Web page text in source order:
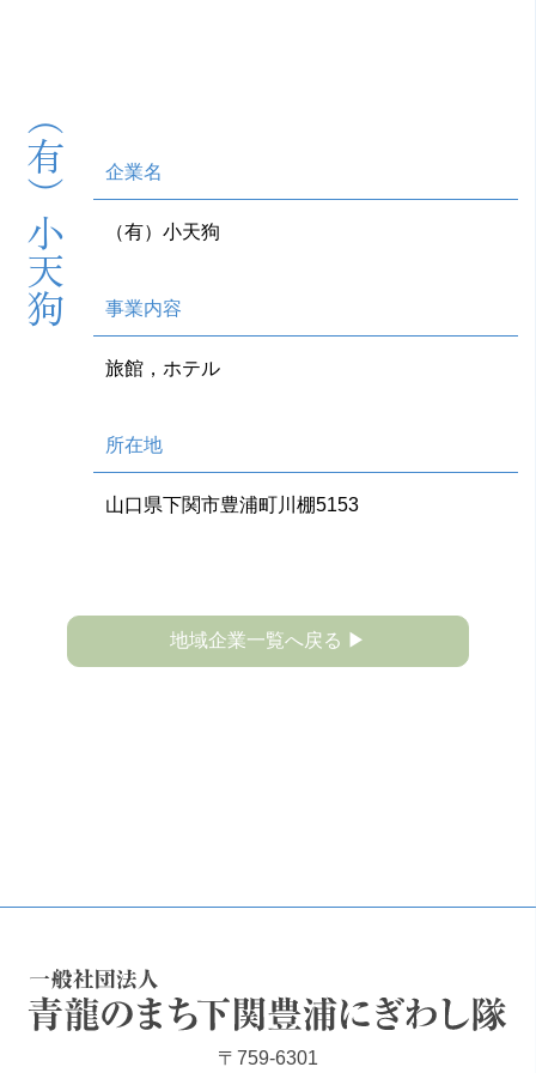
（有）小天狗 企業名
（有）小天狗
事業内容
旅館，ホテル
所在地
山口県下関市豊浦町川棚5153
地域企業一覧へ戻る ▶
〒759-6301